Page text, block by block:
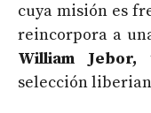
cuya misión es
reincorpora a
William Jebor,
selección